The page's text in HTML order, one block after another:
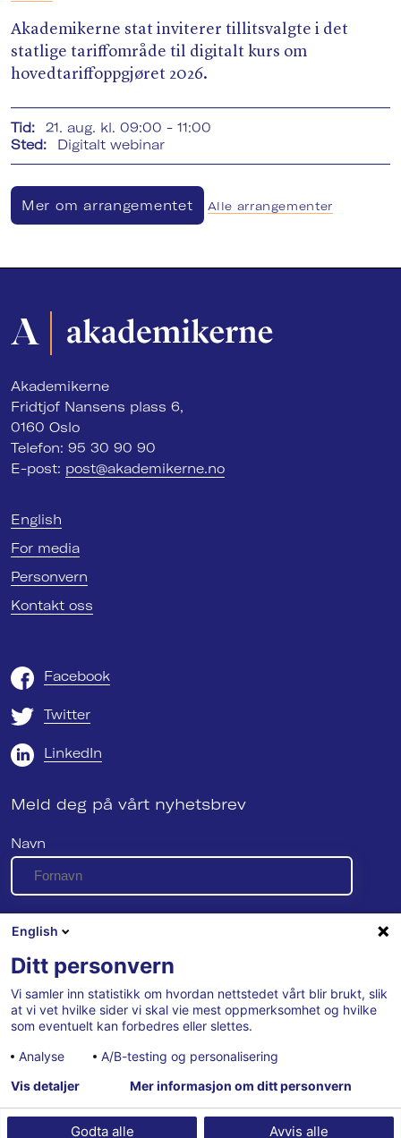
Akademikerne stat inviterer tillitsvalgte i det
statlige tariffområde til digitalt kurs om
hovedtariffoppgjøret 2026.
Tid:
21. aug. kl. 09:00 - 11:00
Sted:
Digitalt webinar
Mer om arrangementet Alle arrangementer
Akademikerne
Fridtjof Nansens plass 6,
0160 Oslo
Telefon: 95 30 90 90
E-post: post@akademikerne.no
English
For media
Personvern
Kontakt oss
Facebook
Twitter
LinkedIn
Meld deg på vårt nyhetsbrev
Navn
E-post
Se vår personvernerklæring her
English
Ditt personvern
Vi samler inn statistikk om hvordan nettstedet vårt blir brukt, slik
at vi vet hvilke sider vi skal vie mest oppmerksomhet og hvilke
som eventuelt kan forbedres eller slettes.
Analyse
A/B-testing og personalisering
Godta alle Avvis alle
Vis detaljer Mer informasjon om ditt personvern